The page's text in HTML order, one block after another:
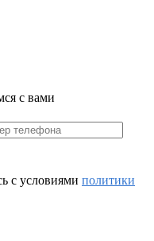
с вами
c условиями политики